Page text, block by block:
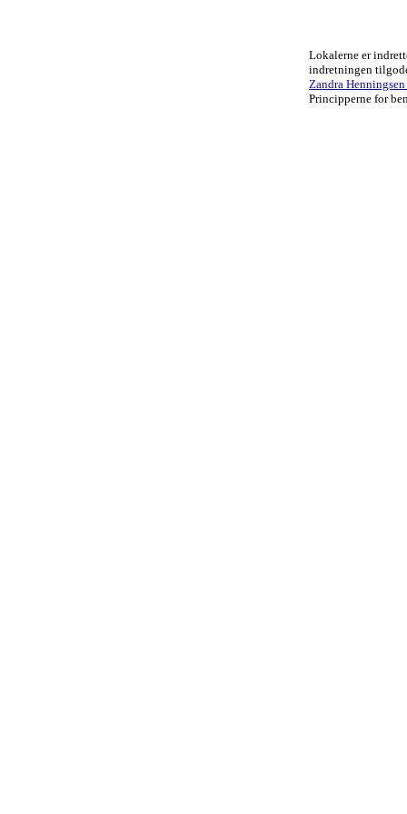
Lokalerne er
indretningen
Zandra Henningsen
Principperne for